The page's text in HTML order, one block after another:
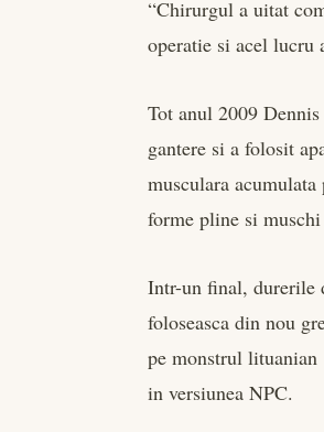
“Chirurgul a uitat
operatie si acel lucru
Tot anul 2009
gantere si a folosit
musculara
forme pline si
Intr-un final, durerile
foloseasca din nou
pe monstrul
in versiunea NPC.